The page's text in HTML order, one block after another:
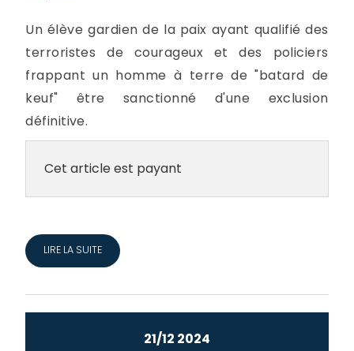
Un élève gardien de la paix ayant qualifié des
terroristes de courageux et des policiers
frappant un homme à terre de "batard de
keuf" être sanctionné d'une exclusion
définitive.
Cet article est payant
LIRE LA SUITE
21/12 2024